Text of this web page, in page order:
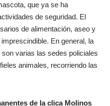
que ya se ha
de seguridad. El
de alimentación, aseo y
En general, la
varias las sedes policiales
animales, recorriendo las
de la clica Molinos